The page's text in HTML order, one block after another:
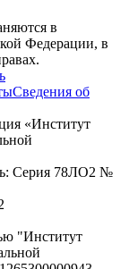
в
Федерации, в
Сведения об
«Институт
Серия 78ЛО2 №
"Институт